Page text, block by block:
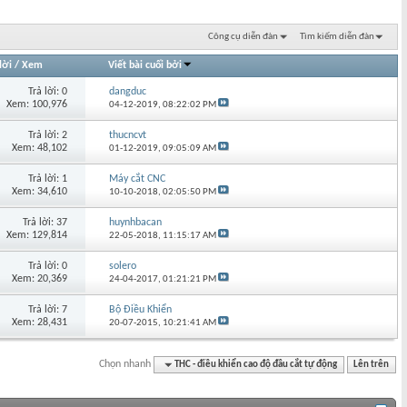
Công cụ diễn đàn Tìm kiếm diễn đàn
/ Xem Viết bài cuối bởi
Trả lời: 0
Xem: 100,976
dangduc
04-12-2019,08:22:02 PM
Trả lời: 2
Xem: 48,102
thucncvt
01-12-2019,09:05:09 AM
Trả lời: 1
Xem: 34,610
Máy cắt CNC
10-10-2018,02:05:50 PM
Trả lời: 37
Xem: 129,814
huynhbacan
22-05-2018, 11:15:17 AM
Trả lời: 0
Xem: 20,369
solero
24-04-2017,01:21:21 PM
Trả lời: 7
Xem: 28,431
Bộ Điều Khiển
20-07-2015, 10:21:41 AM
Chọn nhanh THC - điều khiển cao độ đầu cắt tự động Lên trên